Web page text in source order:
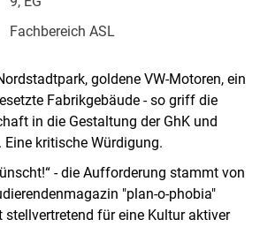
Fachbereich ASL
goldene VW-Motoren, ein
Fabrikgebäude - so griff die
in die Gestaltung der GhK und
Eine kritische Würdigung.
- die Aufforderung stammt von
"plan-o-phobia"
für eine Kultur aktiver